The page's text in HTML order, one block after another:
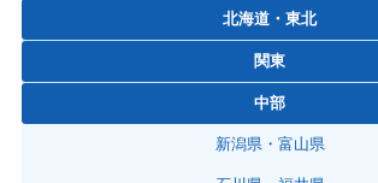
北海道・東北
関東
中部
新潟県・富山県